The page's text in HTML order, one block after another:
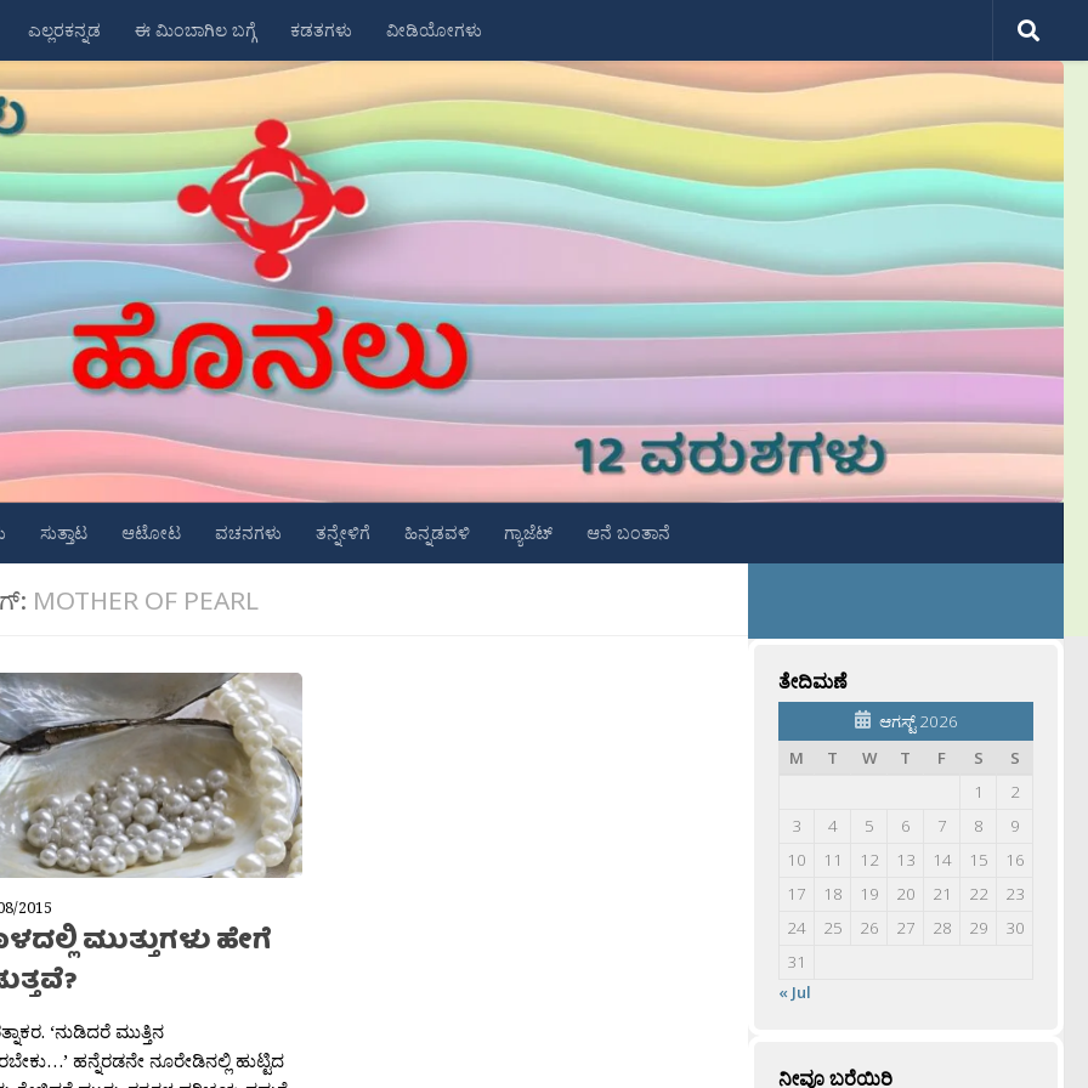
ಎಲ್ಲರಕನ್ನಡ ಈ ಮಿಂಬಾಗಿಲ ಬಗ್ಗೆ ಕಡತಗಳು ವೀಡಿಯೋಗಳು
ಸುತ್ತಾಟ ಆಟೋಟ ವಚನಗಳು ತನ್ನೇಳಿಗೆ ಹಿನ್ನಡವಳಿ ಗ್ಯಾಜೆಟ್ ಆನೆ ಬಂತಾನೆ
MOTHER OF PEARL
2015
ಮುತ್ತುಗಳು ಹೇಗೆ
‘ನುಡಿದರೆ ಮುತ್ತಿನ
ಹನ್ನೆರಡನೇ ನೂರೇಡಿನಲ್ಲಿ ಹುಟ್ಟಿದ
ತೇದಿಮಣೆ
ಆಗಸ್ಟ್ 2026
M
T W T F S
S
1
2
3
4 5 6 7 8
9
10
11 12 13 14 15
16
17
18 19 20 21 22
23
24
25 26 27 28 29
30
31
« Jul
ನೀವೂ ಬರೆಯಿರಿ